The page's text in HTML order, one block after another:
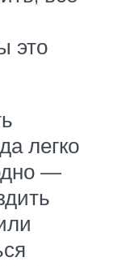
это
легко
—